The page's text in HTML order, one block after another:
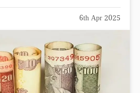
6th Apr 2025